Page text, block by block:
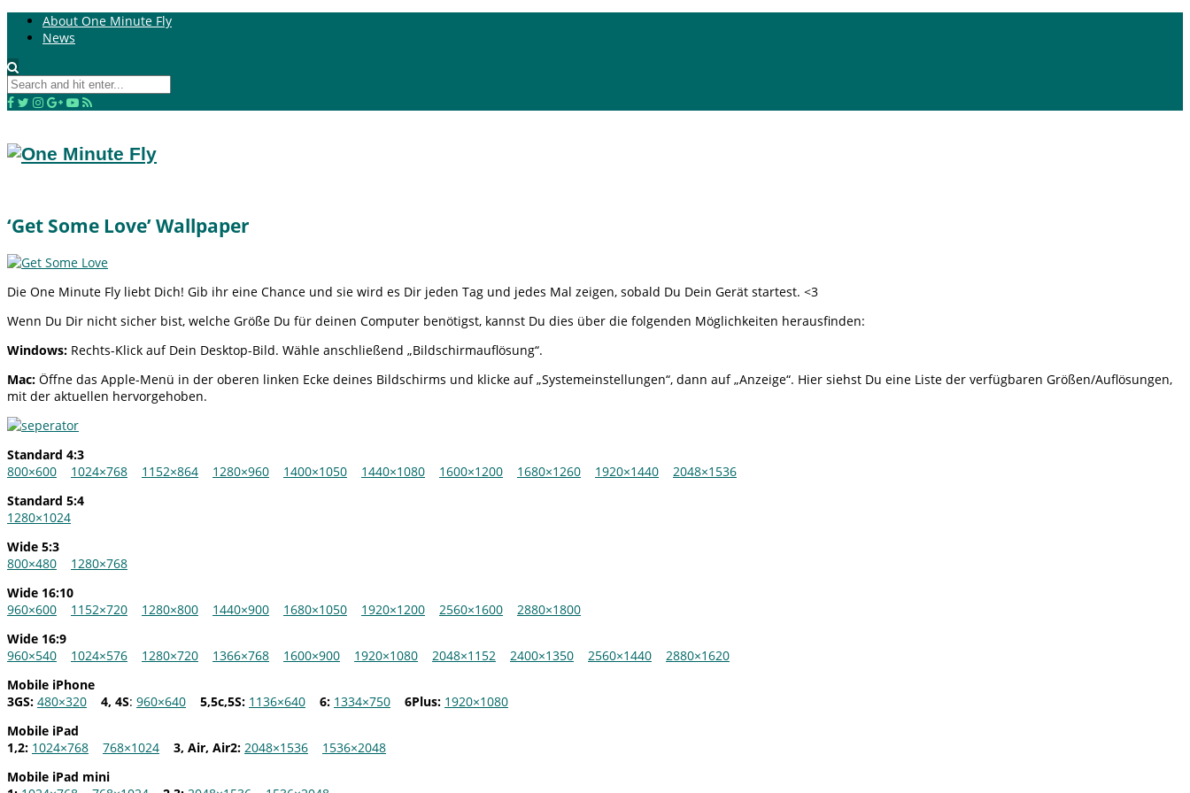
About One Minute Fly
News
‘Get Some Love’ Wallpaper
Die One Minute Fly liebt Dich! Gib ihr eine Chance und sie wird es Dir jeden Tag und jedes Mal zeigen, sobald Du Dein Gerät startest. <3
Wenn Du Dir nicht sicher bist, welche Größe Du für deinen Computer benötigst, kannst Du dies über die folgenden Möglichkeiten herausfinden:
Windows: Rechts-Klick auf Dein Desktop-Bild. Wähle anschließend „Bildschirmauflösung“.
Mac: Öffne das Apple-Menü in der oberen linken Ecke deines Bildschirms und klicke auf „Systemeinstellungen“, dann auf „Anzeige“. Hier siehst Du eine Liste der verfügbaren Größen/Auflösungen,
mit der aktuellen hervorgehoben.
Standard 4:3
800×600
1024×768 1152×864 1280×960 1400×1050 1440×1080 1600×1200 1680×1260 1920×1440
2048×1536
Standard 5:4
1280×1024
Wide 5:3
800×480
1280×768
Wide 16:10
960×600
1152×720 1280×800 1440×900 1680×1050 1920×1200 2560×1600
2880×1800
Wide 16:9
960×540
1024×576 1280×720 1366×768 1600×900 1920×1080 2048×1152 2400×1350 2560×1440
2880×1620
Mobile iPhone
3GS: 480×320 4, 4S: 960×640 5,5c,5S: 1136×640 6: 1334×750 6Plus: 1920×1080
Mobile iPad
1,2: 1024×768 768×1024 3, Air, Air2: 2048×1536
1536×2048
Mobile iPad mini